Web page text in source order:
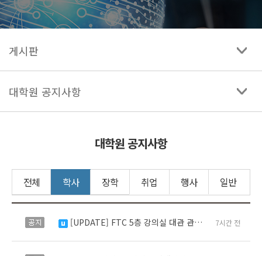
게시판
대학원 공지사항
대학원 공지사항
전체 학사 장학 취업 행사 일반
공지 수정됨[UPDATE] FTC 5층 강의실 대관 관련 공지 7시간 전